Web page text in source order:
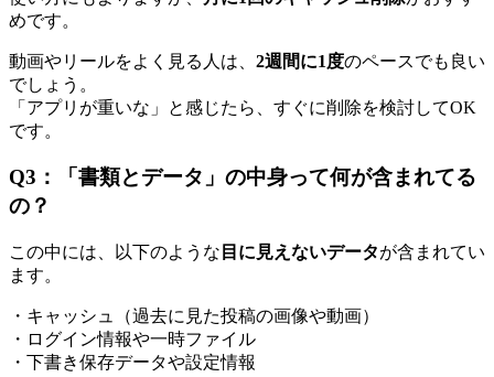
めです。
動画やリールをよく見る人は、 2週間に1度のペースでも良い
でしょう。
「アプリが重いな」と感じたら、すぐに削除を検討してOK
です。
Q3：「書類とデータ」の中身って何が含まれてる
の？
この中には、以下のような 目に見えないデータが含まれてい
ます。
・キャッシュ（過去に見た投稿の画像や動画）
・ログイン情報や一時ファイル
・下書き保存データや設定情報